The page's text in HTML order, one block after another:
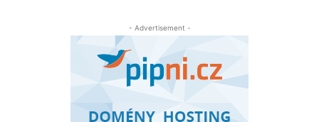
- Advertisement -